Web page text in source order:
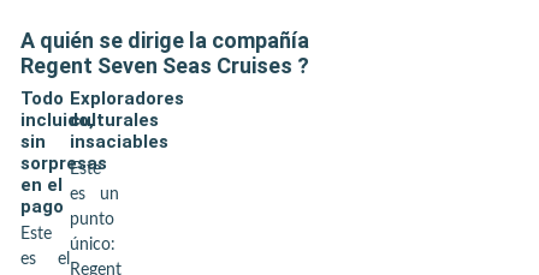
A quién se dirige la compañía
Regent Seven Seas Cruises ?
Todo
incluido,
sin
sorpresas
en el
pago
Este
es el
Exploradores
culturales
insaciables
Este
es un
punto
único:
Regent